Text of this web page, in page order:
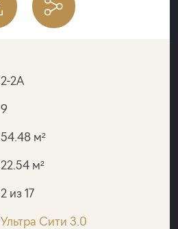
2-2A
9
54.48 м²
22.54 м²
2 из 17
Ультра Сити 3.0